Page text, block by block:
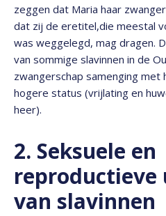
zeggen dat Maria haar
dat zij de eretitel,die meestal
was weggelegd, mag dragen.
van sommige slavinnen in de
zwangerschap samenging met
hogere status (vrijlating en
heer).
2. Seksuele en
van slavinnen